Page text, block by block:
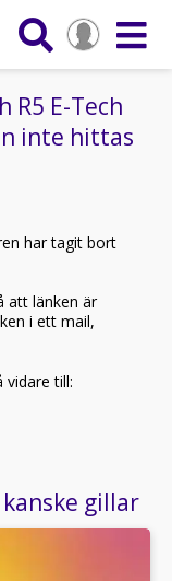
R5 E-Tech
inte hittas
har tagit bort
att länken är
i ett mail,
vidare till:
gillar